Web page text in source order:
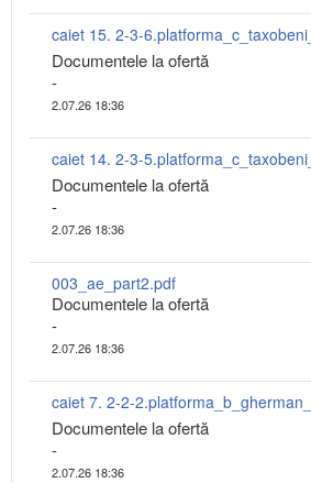
Documentele la ofertă
-
2.07.26 18:36
Documentele la ofertă
-
2.07.26 18:36
003_ae_part2.pdf
Documentele la ofertă
-
2.07.26 18:36
Documentele la ofertă
-
2.07.26 18:36